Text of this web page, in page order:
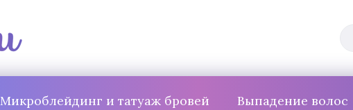
Микроблейдинг и татуаж бровей Выпадение волос